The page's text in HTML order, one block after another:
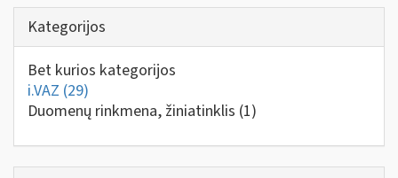
Kategorijos
Bet kurios kategorijos
i.VAZ (29)
Duomenų rinkmena, žiniatinklis (1)